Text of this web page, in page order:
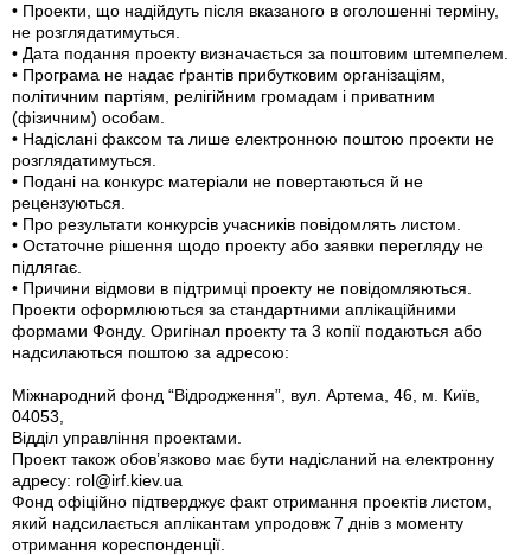
• Проекти, що надійдуть після вказаного в оголошенні терміну,
не розглядатимуться.
• Дата подання проекту визначається за поштовим штемпелем.
• Програма не надає ґрантів прибутковим організаціям,
політичним партіям, релігійним громадам і приватним
(фізичним) особам.
• Надіслані факсом та лише електронною поштою проекти не
розглядатимуться.
• Подані на конкурс матеріали не повертаються й не
рецензуються.
• Про результати конкурсів учасників повідомлять листом.
• Остаточне рішення щодо проекту або заявки перегляду не
підлягає.
• Причини відмови в підтримці проекту не повідомляються.
Проекти оформлюються за стандартними аплікаційними
формами Фонду. Оригінал проекту та 3 копії подаються або
надсилаються поштою за адресою:
Міжнародний фонд “Відродження”, вул. Артема, 46, м. Київ,
04053,
Відділ управління проектами.
Проект також обов’язково має бути надісланий на електронну
адресу: rol@irf.kiev.ua
Фонд офіційно підтверджує факт отримання проектів листом,
який надсилається аплікантам упродовж 7 днів з моменту
отримання кореспонденції.